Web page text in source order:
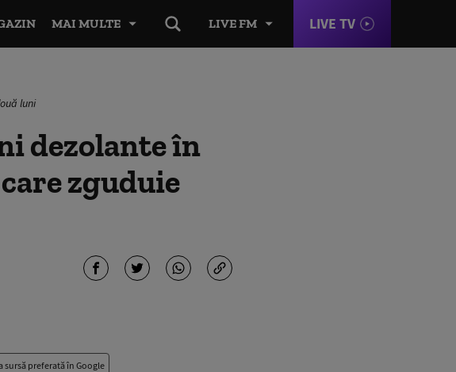
LIVE FM LIVE TV
MAI MULTE
luni
dezolante în
zguduie
sursă preferată în Google